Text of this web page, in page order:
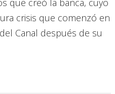
crisis que comenzó en
Canal después de su